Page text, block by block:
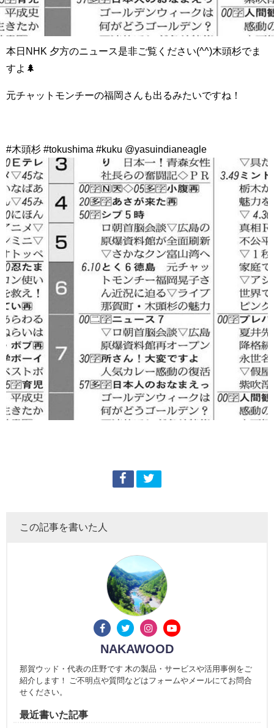
本日NHK 夕方のニュース是非ご覧ください️(^^)木頭杉でま
すよ🌲
元チャットモンチーの福岡さんも出るみたいですね！
#木頭杉 #tokushima #kuku @yasuindianeagle
この記事を書いた人
NAKAWOOD
那賀ウッド・代表の庄野です 木の製品・サービスや活用事例をご
紹介します！ ご不明点や質問などはフォームやメールにてお問合
せください。
最近書いた記事